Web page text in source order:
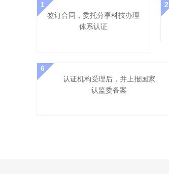
签订合同，委托分享科技办理
体系认证
1
2
认证机构受理后，并上报国家
认监委备案
6